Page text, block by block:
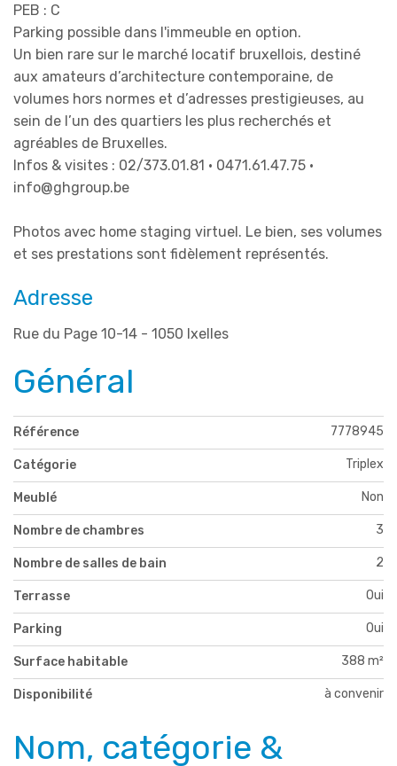
PEB : C
Parking possible dans l'immeuble en option.
Un bien rare sur le marché locatif bruxellois, destiné
aux amateurs d’architecture contemporaine, de
volumes hors normes et d’adresses prestigieuses, au
sein de l’un des quartiers les plus recherchés et
agréables de Bruxelles.
Infos & visites : 02/373.01.81 • 0471.61.47.75 •
info@ghgroup.be
Photos avec home staging virtuel. Le bien, ses volumes
et ses prestations sont fidèlement représentés.
Adresse
Rue du Page 10-14 - 1050 Ixelles
Général
Référence 7778945
Catégorie Triplex
Meublé Non
Nombre de chambres 3
Nombre de salles de bain 2
Terrasse Oui
Parking Oui
Surface habitable 388 m²
Disponibilité à convenir
Nom, catégorie &